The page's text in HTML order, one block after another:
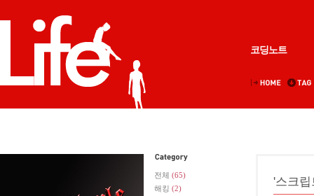
코딩노트
전체 (65)
해킹 (2)
'스크